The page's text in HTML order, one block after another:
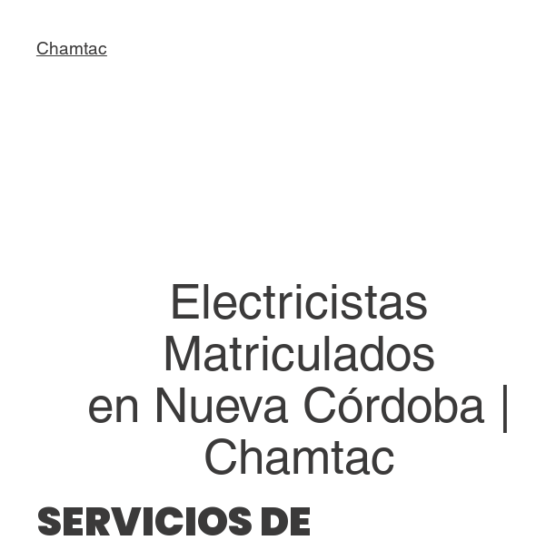
Chamtac
Electricistas
Matriculados
en Nueva Córdoba |
Chamtac
SERVICIOS DE